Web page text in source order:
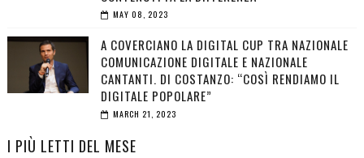
MAY 08, 2023
A COVERCIANO LA DIGITAL CUP TRA NAZIONALE
COMUNICAZIONE DIGITALE E NAZIONALE
CANTANTI. DI COSTANZO: “COSÌ RENDIAMO IL
DIGITALE POPOLARE”
MARCH 21, 2023
I PIÙ LETTI DEL MESE